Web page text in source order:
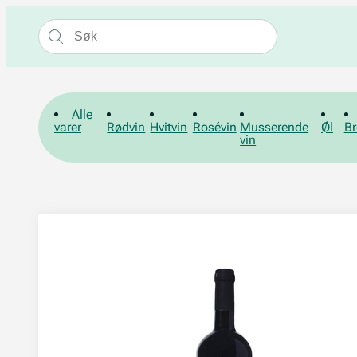
Alle
varer
Rødvin Hvitvin Rosévin Musserende
vin
Øl